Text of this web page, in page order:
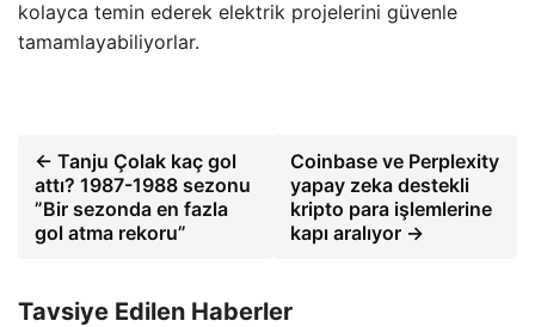
kolayca temin ederek elektrik projelerini güvenle
tamamlayabiliyorlar.
← Tanju Çolak kaç gol
attı? 1987-1988 sezonu
”Bir sezonda en fazla
gol atma rekoru”
Coinbase ve Perplexity
yapay zeka destekli
kripto para işlemlerine
kapı aralıyor →
Tavsiye Edilen Haberler